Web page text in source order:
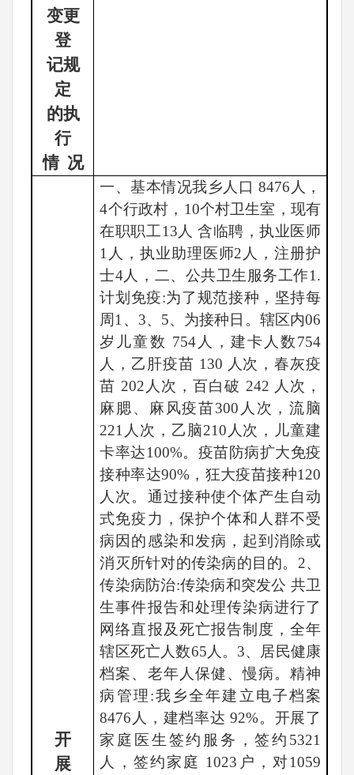
变更
登
记规
定
的执
行
情 况
开
展
一、基本情况我乡人口 8476人，
4个行政村，10个村卫生室，现有
在职职工13人 含临聘，执业医师
1人，执业助理医师2人，注册护
士4人，二、公共卫生服务工作1.
计划免疫:为了规范接种，坚持每
周1、3、5、为接种日。辖区内06
岁儿童数 754人，建卡人数754
人，乙肝疫苗 130 人次，春灰疫
苗 202人次，百白破 242 人次，
麻腮、麻风疫苗300人次，流脑
221人次，乙脑210人次，儿童建
卡率达100%。疫苗防病扩大免疫
接种率达90%，狂大疫苗接种120
人次。通过接种使个体产生自动
式免疫力，保护个体和人群不受
病因的感染和发病，起到消除或
消灭所针对的传染病的目的。2、
传染病防治:传染病和突发公 共卫
生事件报告和处理传染病进行了
网络直报及死亡报告制度，全年
辖区死亡人数65人。3、居民健康
档案、老年人保健、慢病。精神
病管理:我乡全年建立电子档案
8476人，建档率达 92%。开展了
家庭医生签约服务，签约5321
人，签约家庭 1023户，对1059